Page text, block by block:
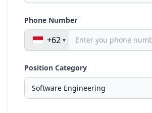
Phone Number
+62
Position Category